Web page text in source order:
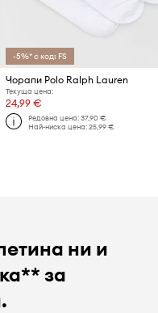
-5%* с код: FS
Чорапи Polo Ralph Lauren
Текуща цена:
24,99 €
Редовна цена: 37,90 €
Най-ниска цена: 25,99 €
ни и
за